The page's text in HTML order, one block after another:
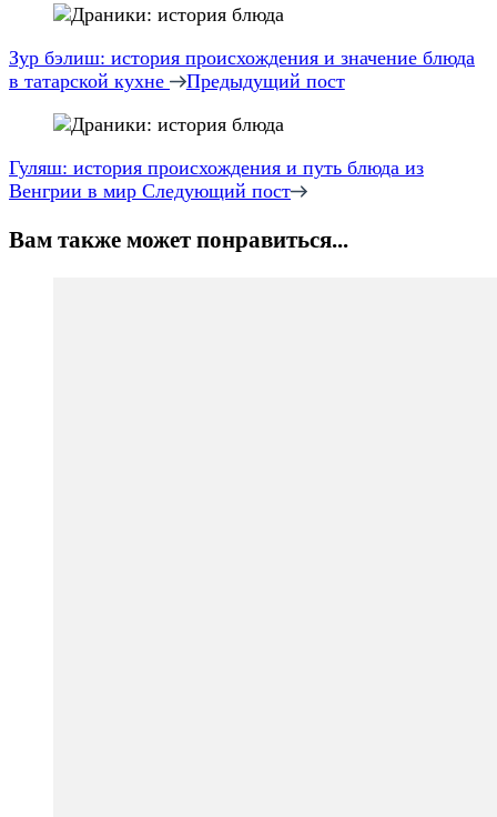
Навигация
по
записям
Зур бэлиш: история происхождения и значение блюда
в татарской кухне
Предыдущий пост
Гуляш: история происхождения и путь блюда из
Венгрии в мир Следующий пост
Вам также может понравиться...